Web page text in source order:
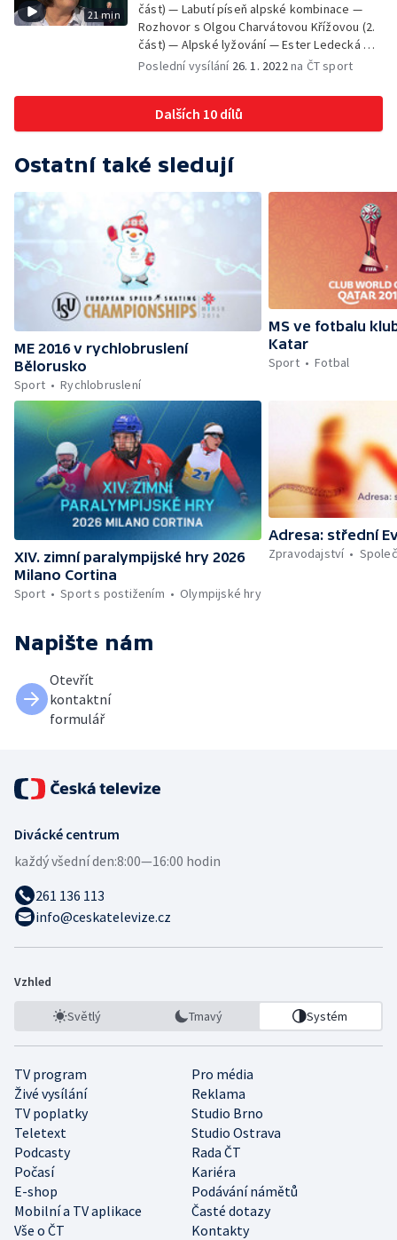
21 min
část) — Labutí píseň alpské kombinace —
Rozhovor s Olgou Charvátovou Křížovou (2.
část) — Alpské lyžování — Ester Ledecká — V
jedné minutě — ZOH 2014
Poslední vysílání 26. 1. 2022na ČT sport
Dalších 10 dílů
Ostatní také sledují
ME 2016 v rychlobruslení
Bělorusko
Sport
Rychlobruslení
MS ve fotbalu
Katar
Sport
Fotbal
XIV. zimní paralympijské hry 2026
Milano Cortina
Sport
Sport s postižením Olympijské hry
Adresa: střední
Zpravodajství
Napište nám
Otevřít
kontaktní
formulář
Divácké centrum
každý všední den:8:00—16:00 hodin
261 136 113
info@ceskatelevize.cz
Vzhled
Světlý Tmavý Systém
TV program
Pro média
Živé vysílání
Reklama
TV poplatky
Studio Brno
Teletext
Studio Ostrava
Podcasty
Rada ČT
Počasí
Kariéra
E-shop
Podávání námětů
Mobilní a TV aplikace
Časté dotazy
Vše o ČT
Kontakty